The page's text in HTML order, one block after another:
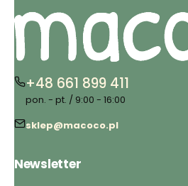
+48 661 899 411
pon. - pt. / 9:00 - 16:00
sklep@macoco.pl
Newsletter